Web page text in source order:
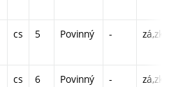
cs 5 Povinný - zá,zk
cs 6 Povinný - zá,zk